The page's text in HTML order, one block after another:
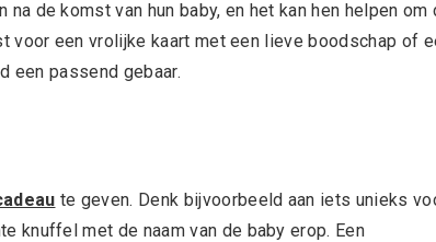
de komst van hun baby, en het kan hen helpen om
voor een vrolijke kaart met een lieve boodschap of
een passend gebaar.
te geven. Denk bijvoorbeeld aan iets unieks
knuffel met de naam van de baby erop. Een